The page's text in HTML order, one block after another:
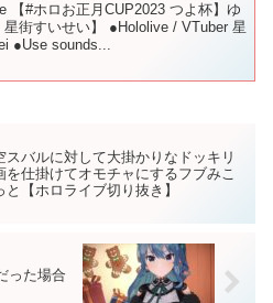
#ホロお正月CUP2023 つよ杯】ゆ
街すいせい】 ●Hololive / VTuber 星
●Use sounds...
スバルに対して大掛かりなドッキリ
を仕掛けてオモチャにするフブみこ
と【ホロライブ切り抜き】
った場合